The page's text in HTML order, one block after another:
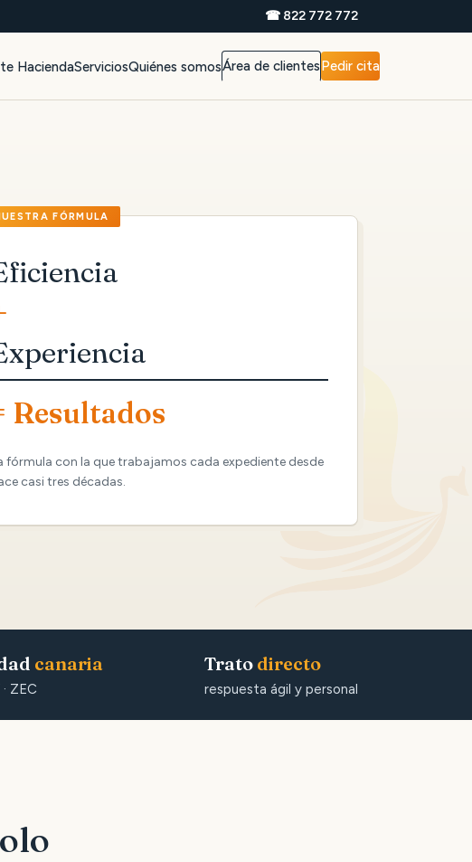
☎ 822 772 772
HaciendaServiciosQuiénes somosÁrea de clientesPedir cita
Resultados
fórmula con la que trabajamos cada expediente desde
casi tres décadas.
canaria
ZEC
Trato directo
respuesta ágil y personal